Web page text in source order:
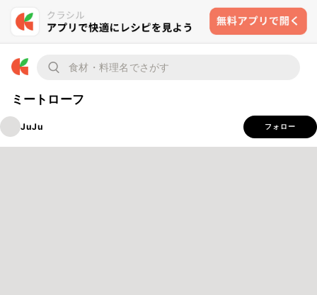
ミートローフ
JuJu フォロー